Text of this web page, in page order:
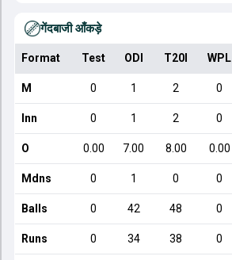
गेंदबाजी आँकड़े
Format Test ODI T20I WPL
M 0 1 2 0
Inn 0 1 2 0
O 0.00 7.00 8.00 0.00
Mdns 0 1 0 0
Balls 0 42 48 0
Runs 0 34 38 0